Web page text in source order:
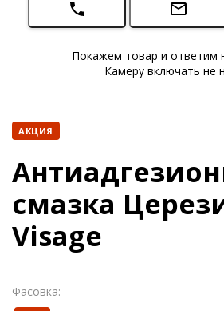
Покажем товар и ответим
Камеру включать не
АКЦИЯ
смазка
Visage
Фасовка: